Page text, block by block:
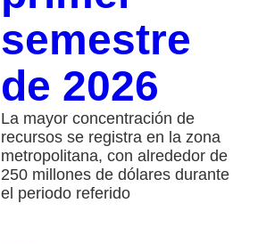
semestre
de 2026
La mayor concentración de
recursos se registra en la zona
metropolitana, con alrededor de
250 millones de dólares durante
el periodo referido